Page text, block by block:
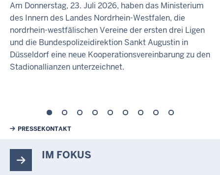
Am Donnerstag, 23. Juli 2026, haben das Ministerium
des Innern des Landes Nordrhein-Westfalen, die
nordrhein-westfälischen Vereine der ersten drei Ligen
und die Bundespolizeidirektion Sankt Augustin in
Düsseldorf eine neue Kooperationsvereinbarung zu den
Stadionallianzen unterzeichnet.
Weiterführende Links
PRESSEKONTAKT
IM FOKUS